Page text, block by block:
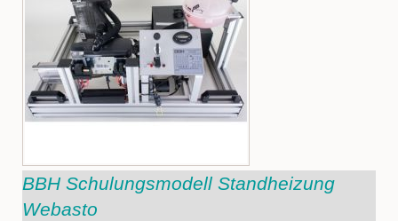
BBH Schulungsmodell Standheizung
Webasto